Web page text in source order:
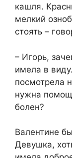
кашля.
мелкий
стоять –
– Игорь,
имела в
посмотрела
нужна
болен?
Валентине
Девушка,